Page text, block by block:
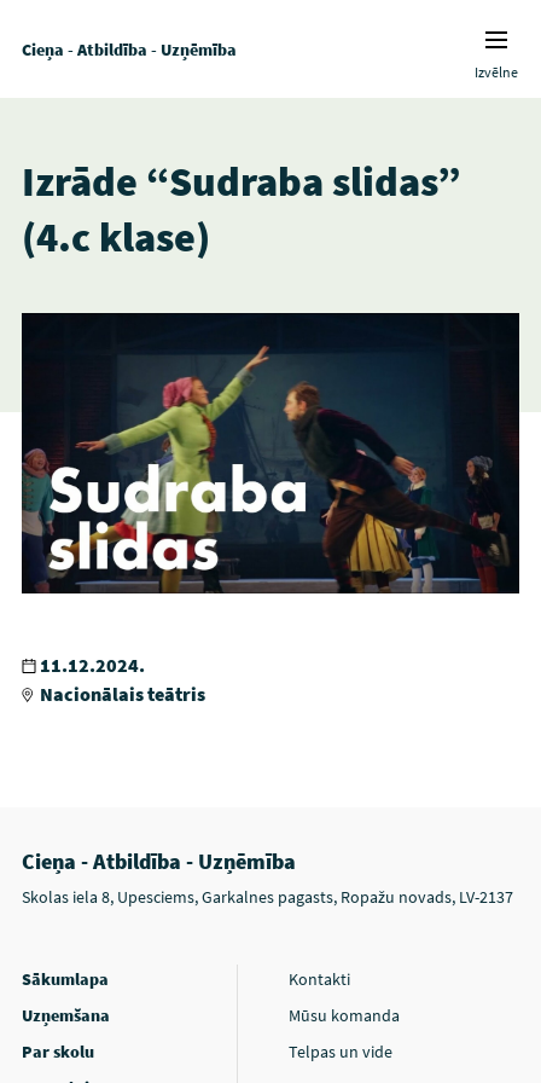
Cieņa - Atbildība - Uzņēmība
Izvēlne
Izrāde “Sudraba slidas”
(4.c klase)
11.12.2024.
Nacionālais teātris
Cieņa - Atbildība - Uzņēmība
Skolas iela 8, Upesciems, Garkalnes pagasts, Ropažu novads, LV-2137
Sākumlapa
Uzņemšana
Par skolu
Kontakti
Mūsu komanda
Telpas un vide